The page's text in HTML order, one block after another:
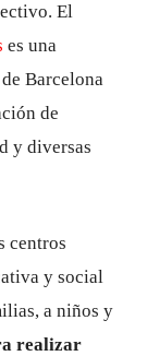
El
es una
Barcelona
de
y diversas
centros
y social
a niños y
realizar